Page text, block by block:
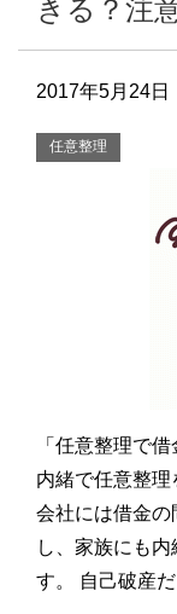
きる？注
2017年5月24日
任意整理
「任意整理で
内緒で任意整理
会社には借金の
し、家族にも
す。 自己破産